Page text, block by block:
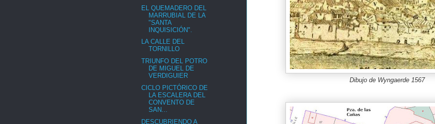
Dibujo de Wyngaerde 1567
EL QUEMADERO DEL
MARRUBIAL DE LA
"SANTA
INQUISICIÓN".
LA CALLE DEL
TORNILLO
TRIUNFO DEL POTRO
DE MIGUEL DE
VERDIGUIER
CICLO PICTÓRICO DE
LA ESCALERA DEL
CONVENTO DE
SAN...
DESCUBRIENDO A